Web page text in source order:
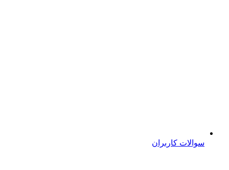
سوالات کاربران